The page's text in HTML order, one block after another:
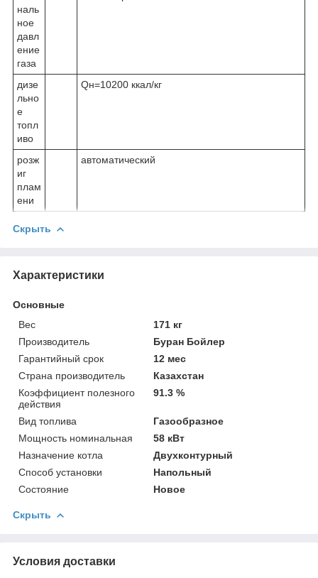
наль
ное
давл
ение
газа
дизе
льно
е
топл
иво
Qн=10200 ккал/кг
розж
иг
плам
ени
автоматический
Скрыть
Характеристики
Основные
Вес
171 кг
Производитель
Буран Бойлер
Гарантийный срок
12 мес
Страна производитель
Казахстан
Коэффициент полезного
действия
91.3 %
Вид топлива
Газообразное
Мощность номинальная
58 кВт
Назначение котла
Двухконтурный
Способ установки
Напольный
Состояние
Новое
Скрыть
Условия доставки